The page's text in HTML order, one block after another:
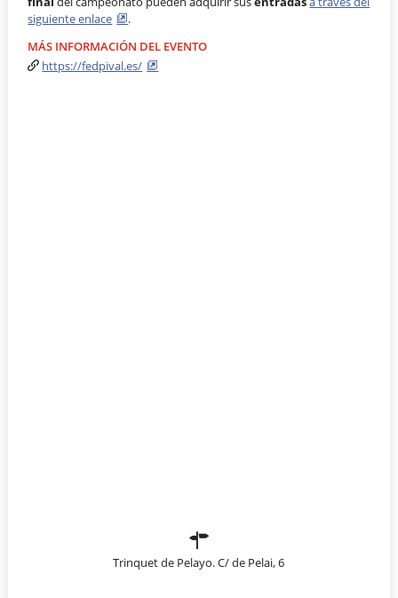
siguiente enlace
.
MÁS INFORMACIÓN DEL EVENTO
https://fedpival.es/
Trinquet de Pelayo. C/ de Pelai, 6